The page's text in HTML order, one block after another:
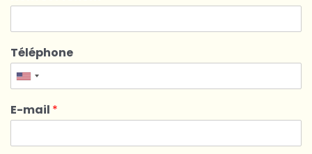
Téléphone
E-mail *